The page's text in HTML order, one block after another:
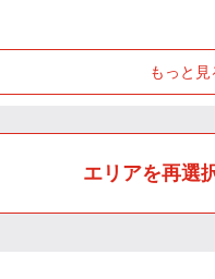
もっと見
エリアを再選